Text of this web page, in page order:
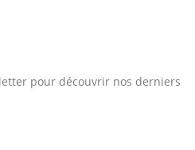
pour découvrir nos derniers